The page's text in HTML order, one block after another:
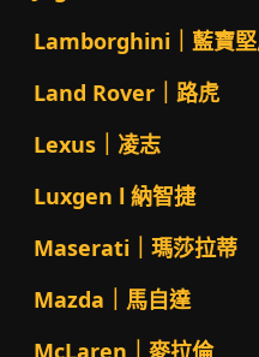
Lamborghini｜藍寶
Land Rover｜路虎
Lexus｜凌志
Luxgen l 納智捷
Maserati｜瑪莎拉蒂
Mazda｜馬自達
McLaren｜麥拉倫